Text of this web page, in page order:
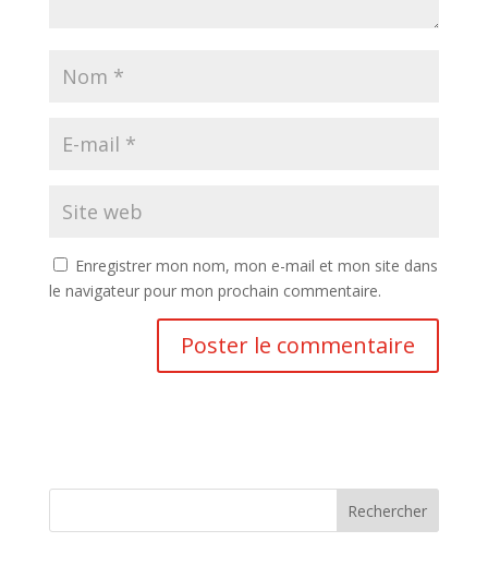
Enregistrer mon nom, mon e-mail et mon site dans
le navigateur pour mon prochain commentaire.